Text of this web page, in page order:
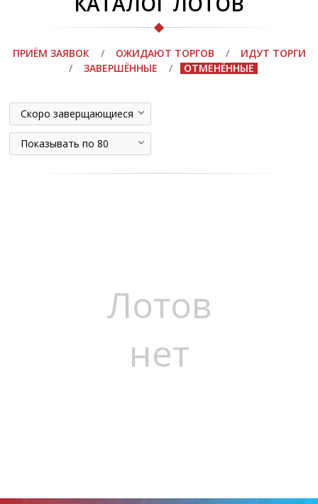
ПРИЁМ ЗАЯВОК / ОЖИДАЮТ ТОРГОВ /
ИДУТ ТОРГИ
/
ЗАВЕРШЁННЫЕ / ОТМЕНЁННЫЕ
Скоро заверщающиеся
Показывать по 80
Лотов
нет